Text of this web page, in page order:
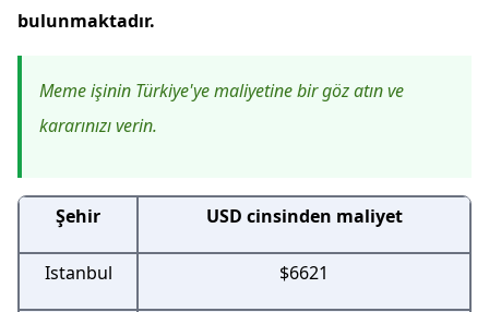
bulunmaktadır.
Meme işinin Türkiye'ye maliyetine bir göz atın ve
kararınızı verin.
Şehir USD cinsinden maliyet
Istanbul $6621